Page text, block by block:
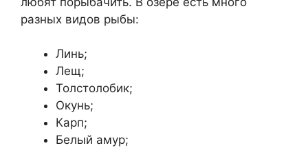
разных видов рыбы:
Линь;
Лещ;
Толстолобик;
Окунь;
Карп;
Белый амур;